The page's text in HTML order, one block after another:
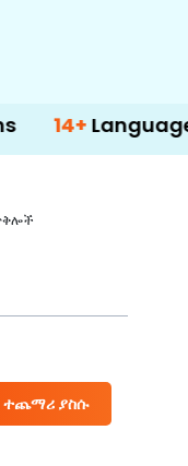
Support
ተጨማሪ ያስሱ